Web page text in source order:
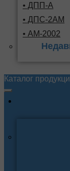
• ДПП-А
• ДПС-2АМ
• АМ-2002
Каталог